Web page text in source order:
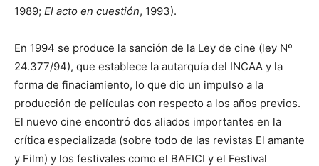
1989; El acto en cuestión, 1993).​
En 1994 se produce la sanción de la Ley de cine (ley Nº
24.377/94), que establece la autarquía del INCAA y la
forma de finaciamiento, lo que dio un impulso a la
producción de películas con respecto a los años previos.​​
El nuevo cine encontró dos aliados importantes en la
crítica especializada (sobre todo de las revistas El amante
y Film) y los festivales como el BAFICI y el Festival